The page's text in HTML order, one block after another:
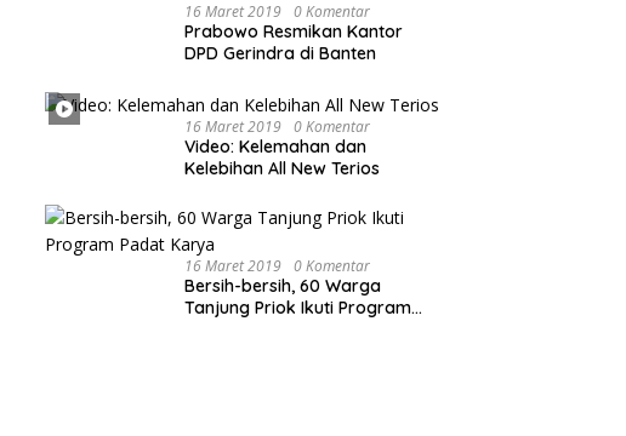
16 Maret 2019 0 Komentar
Prabowo Resmikan Kantor
DPD Gerindra di Banten
16 Maret 2019 0 Komentar
Video: Kelemahan dan
Kelebihan All New Terios
16 Maret 2019 0 Komentar
Bersih-bersih, 60 Warga
Tanjung Priok Ikuti Program